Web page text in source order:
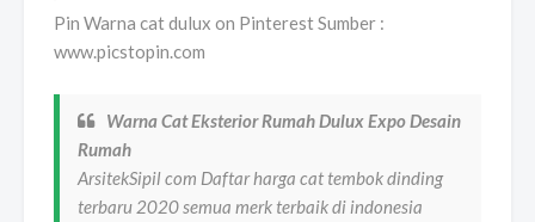
Pin Warna cat dulux on Pinterest Sumber :
www.picstopin.com
Warna Cat Eksterior Rumah Dulux Expo Desain
Rumah
ArsitekSipil com Daftar harga cat tembok dinding
terbaru 2020 semua merk terbaik di indonesia